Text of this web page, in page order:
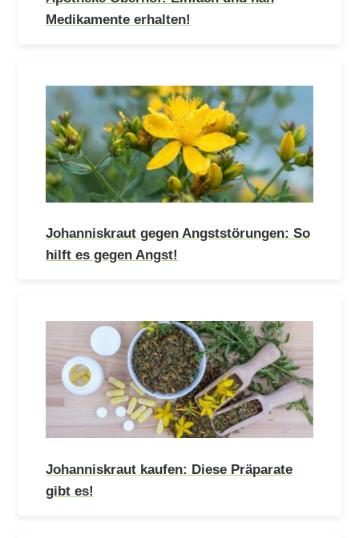
Medikamente erhalten!
Johanniskraut gegen Angststörungen: So
hilft es gegen Angst!
Johanniskraut kaufen: Diese Präparate
gibt es!